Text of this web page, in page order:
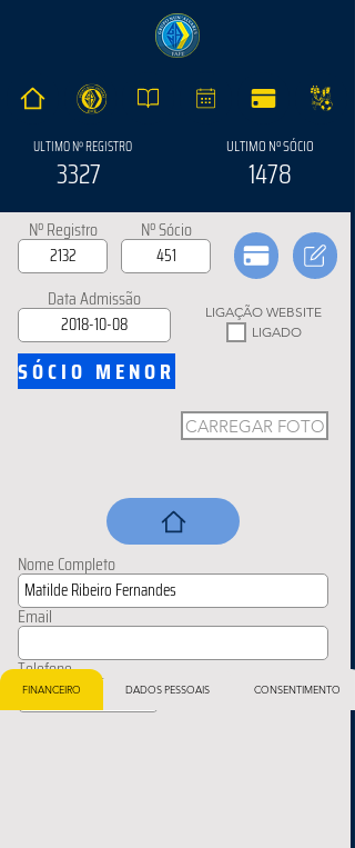
ULTIMO Nº REGISTRO
3327
ULTIMO Nº SÓCIO
1478
Nº Registro Nº Sócio
Data Admissão
LIGAÇÃO WEBSITE
LIGADO
SÓCIO MENOR
CARREGAR FOTO
Nome Completo
Email
Telefone
FINANCEIRO DADOS PESSOAIS CONSENTIMENTO